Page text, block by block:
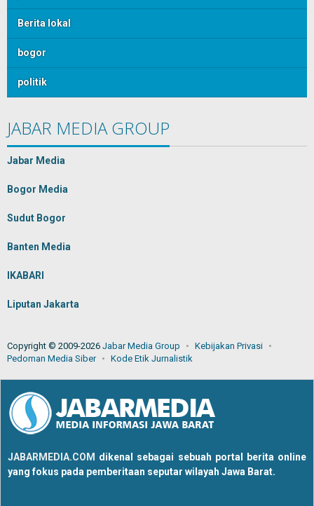
Berita lokal
bogor
politik
JABAR MEDIA GROUP
Jabar Media
Bogor Media
Sudut Bogor
Banten Media
IKABARI
Liputan Jakarta
Copyright © 2009-2026 Jabar Media Group
Kebijakan Privasi
Pedoman Media Siber
Kode Etik Jurnalistik
JABARMEDIA.COM dikenal sebagai sebuah portal berita online
yang fokus pada pemberitaan seputar wilayah Jawa Barat.